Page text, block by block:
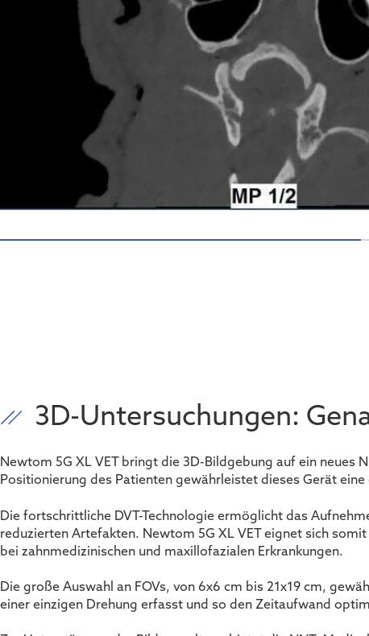
3D-Untersuchungen:
Newtom 5G XL VET bringt die 3D-Bildgebung auf ein
Positionierung des Patienten gewährleistet dieses Gerät
Die fortschrittliche DVT-Technologie ermöglicht das
reduzierten Artefakten. Newtom 5G XL VET eignet sich
bei zahnmedizinischen und maxillofazialen Erkrankungen.
Die große Auswahl an FOVs, von 6x6 cm bis 21x19 cm,
einer einzigen Drehung erfasst und so den Zeitaufwand